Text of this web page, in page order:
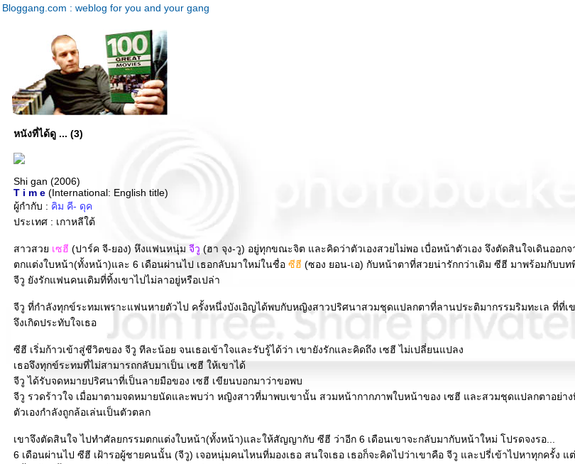
Bloggang.com : weblog for you and your gang
หนังที่ได้ดู ... (3)
Shi gan (2006)
T i m e (International: English title)
ผู้กำกับ : คิม คี- ดุค
ประเทศ : เกาหลีใต้
สาวสว เซฮี (ปาร์ค จี-ยอง) หึงแฟนหนุ่ม จีวู (ฮา จุง-วู) อยู่ทุกขณะจิต และคิดว่าตัวเองสวยไม่พอ เบื่อหน้าตัวเอง จึงตัดสินใจเดินออก
ตกแต่งใบหน้า(ทั้งหน้า)และ 6 เดือนผ่านไป เธอกลับมาใหม่ในชื่อ ซีฮี (ซอง ยอน-เอ) กับหน้าตาที่สวยน่ารักกว่าเดิม ซีฮี มาพร้อมกับบ
จีวู ยังรักแฟนคนเดิมที่ทิ้งเขาไปไม่ลาอยู่หรือเปล่า
จีวู ที่กำลังทุกข์ระทมเพราะแฟนหายตัวไป ครั้งหนึ่งบังเอิญได้พบกับหญิงสาวปริศนาสวมชุดแปลกตาที่ลานประติมากรรมริมทะเล ที่ที่เ
จึงเกิดประทับใจเธอ
ซีฮี เริ่มก้าวเข้าสู่ชีวิตของ จีวู ทีละน้อย จนเธอเข้าใจและรับรู้ได้ว่า เขายังรักและคิดถึง เซฮี ไม่เปลี่ยนแปลง
เธอจึงทุกข์ระทมที่ไม่สามารถกลับมาเป็น เซฮี ให้เขาได้
จีวู ได้รับจดหมายปริศนาที่เป็นลายมือของ เซฮี เขียนบอกมาว่าขอพบ
จีวู รวดร้าวใจ เมื่อมาตามจดหมายนัดและพบว่า หญิงสาวที่มาพบเขานั้น สวมหน้ากากภาพใบหน้าของ เซฮี และสวมชุดแปลกตาอย่าง
ตัวเองกำลังถูกล้อเล่นเป็นตัวตลก
เขาจึงตัดสินใจ ไปทำศัลยกรรมตกแต่งใบหน้า(ทั้งหน้า)และให้สัญญากับ ซีฮี ว่าอีก 6 เดือนเขาจะกลับมากับหน้าใหม่ โปรดจงรอ...
6 เดือนผ่านไป ซีฮี เฝ้ารอผู้ชายคนนั้น (จีวู) เจอหนุ่มคนไหนที่มองเธอ สนใจเธอ เธอก็จะคิดไปว่าเขาคือ จีวู และปรี่เข้าไปหาทุกครั้ง แ